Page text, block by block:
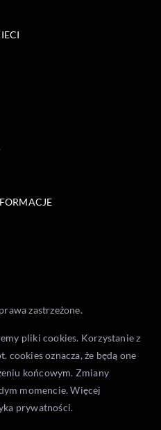
zastrzeżone.
pliki cookies. Korzystanie z
cookies oznacza, że będą one
końcowym. Zmiany
momencie. Więcej
prywatności.